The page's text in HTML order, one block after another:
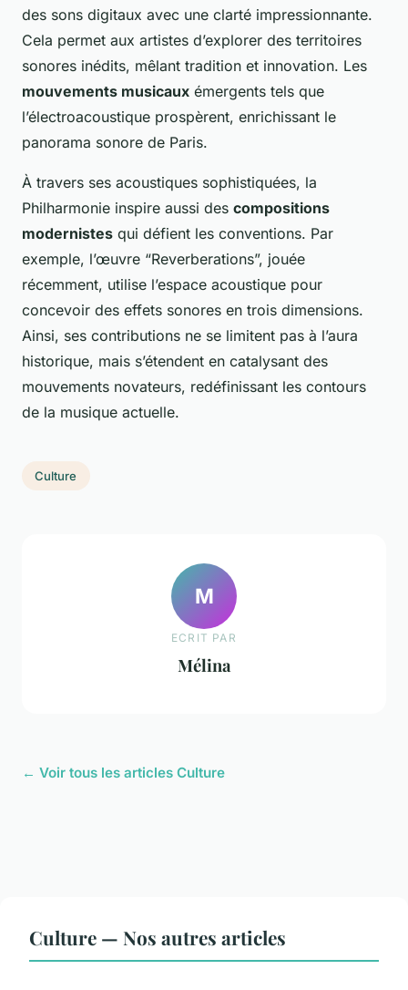
des sons digitaux avec une clarté impressionnante.
Cela permet aux artistes d’explorer des territoires
sonores inédits, mêlant tradition et innovation. Les
mouvements musicaux émergents tels que
l’électroacoustique prospèrent, enrichissant le
panorama sonore de Paris.
À travers ses acoustiques sophistiquées, la
Philharmonie inspire aussi des compositions
modernistes qui défient les conventions. Par
exemple, l’œuvre “Reverberations”, jouée
récemment, utilise l’espace acoustique pour
concevoir des effets sonores en trois dimensions.
Ainsi, ses contributions ne se limitent pas à l’aura
historique, mais s’étendent en catalysant des
mouvements novateurs, redéfinissant les contours
de la musique actuelle.
Culture
M
ECRIT PAR
Mélina
← Voir tous les articles Culture
Culture — Nos autres articles